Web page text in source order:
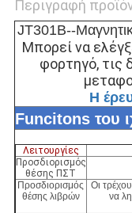
Περιγραφή
JT301B--
Μπορεί να
φορτηγό, τις
Η
Funcitons του
Λειτουργίες
Προσδιορισμός
θέσης ΠΣΤ
Προσδιορισμός
θέσης λιβρών
Οι
να